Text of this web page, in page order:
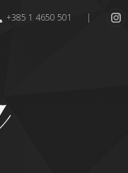
+385 1 4650 501 |